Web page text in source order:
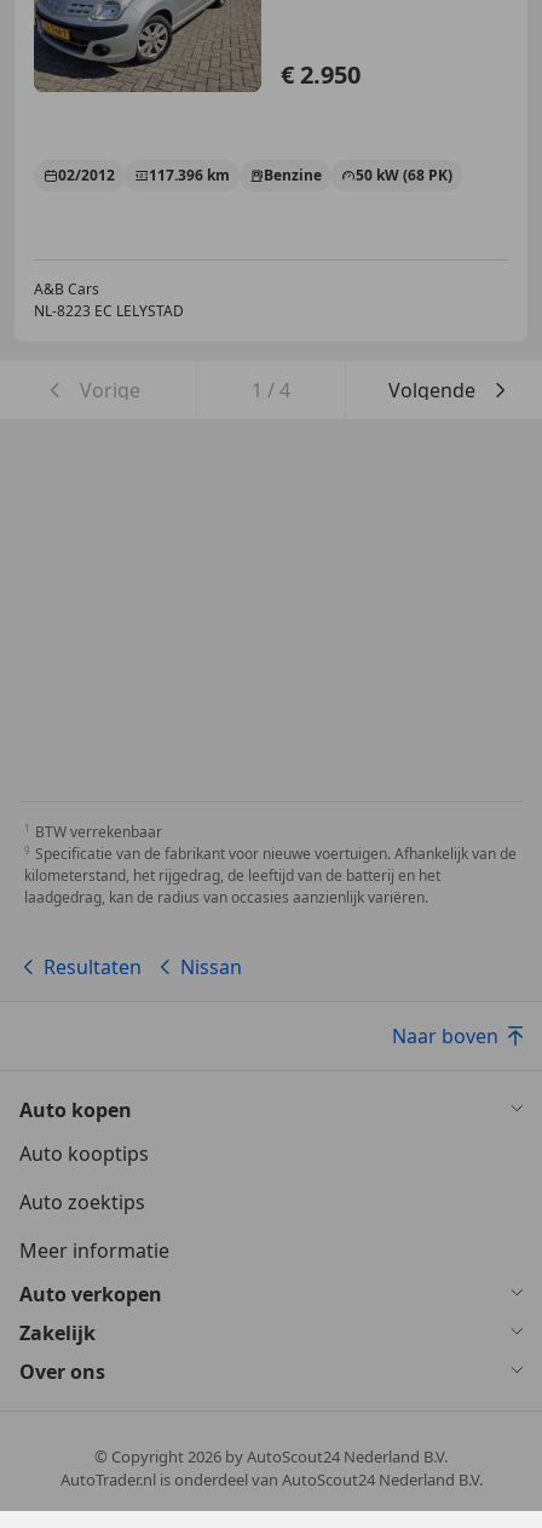
€ 2.950
02/2012 117.396 km Benzine 50 kW (68 PK)
A&B Cars
NL-8223 EC LELYSTAD
Vorige 1 /4 Volgende
BTW verrekenbaar
Specificatie van de fabrikant voor nieuwe voertuigen. Afhankelijk van de
kilometerstand, het rijgedrag, de leeftijd van de batterij en het
laadgedrag, kan de radius van occasies aanzienlijk variëren.
Resultaten Nissan
Naar boven
Auto kopen
Auto kooptips
Auto zoektips
Meer informatie
Auto verkopen
Zakelijk
Over ons
© Copyright2026 by AutoScout24 Nederland B.V.
AutoTrader.nl is onderdeel van AutoScout24 Nederland B.V.